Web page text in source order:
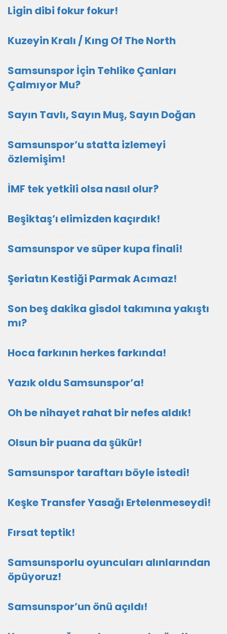
Ligin dibi fokur fokur!
Kuzeyin Kralı / Kıng Of The North
Samsunspor İçin Tehlike Çanları
Çalmıyor Mu?
Sayın Tavlı, Sayın Muş, Sayın Doğan
Samsunspor’u statta izlemeyi
özlemişim!
İMF tek yetkili olsa nasıl olur?
Beşiktaş’ı elimizden kaçırdık!
Samsunspor ve süper kupa finali!
Şeriatın Kestiği Parmak Acımaz!
Son beş dakika gisdol takımına yakıştı
mı?
Hoca farkının herkes farkında!
Yazık oldu Samsunspor’a!
Oh be nihayet rahat bir nefes aldık!
Olsun bir puana da şükür!
Samsunspor taraftarı böyle istedi!
Keşke Transfer Yasağı Ertelenmeseydi!
Fırsat teptik!
Samsunsporlu oyuncuları alınlarından
öpüyoruz!
Samsunspor’un önü açıldı!